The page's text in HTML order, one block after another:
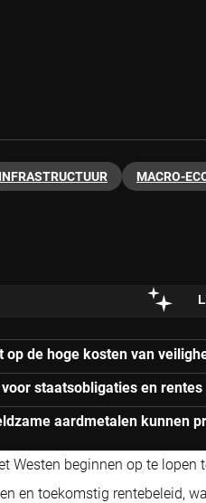
INFRASTRUCTUUR MACRO-
de hoge kosten van
staatsobligaties en rentes
aardmetalen kunnen
Westen beginnen op te lopen
en toekomstig rentebeleid,